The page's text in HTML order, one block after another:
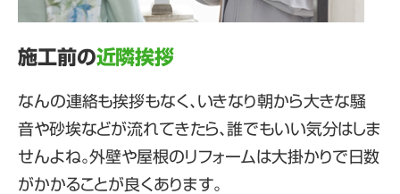
施工前の近隣挨拶
なんの連絡も挨拶もなく、いきなり朝から大きな騒
音や砂埃などが流れてきたら、誰でもいい気分はしま
せんよね。外壁や屋根のリフォームは大掛かりで日数
がかかることが良くあります。